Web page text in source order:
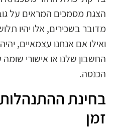
הצגת מסמכים המראים על
מדובר בשכירים, אלו יהיו
ואילו אם אנחנו עצמאיים,
החשבון שלנו או אישורי
הכנסה.
בחינת ההתנהלות
זמן